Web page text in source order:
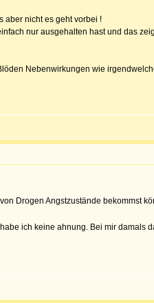
aber nicht es geht vorbei !
nur ausgehalten hast und das
Nebenwirkungen wie
Drogen Angstzustände bekommst
ich keine ahnung. Bei mir damals